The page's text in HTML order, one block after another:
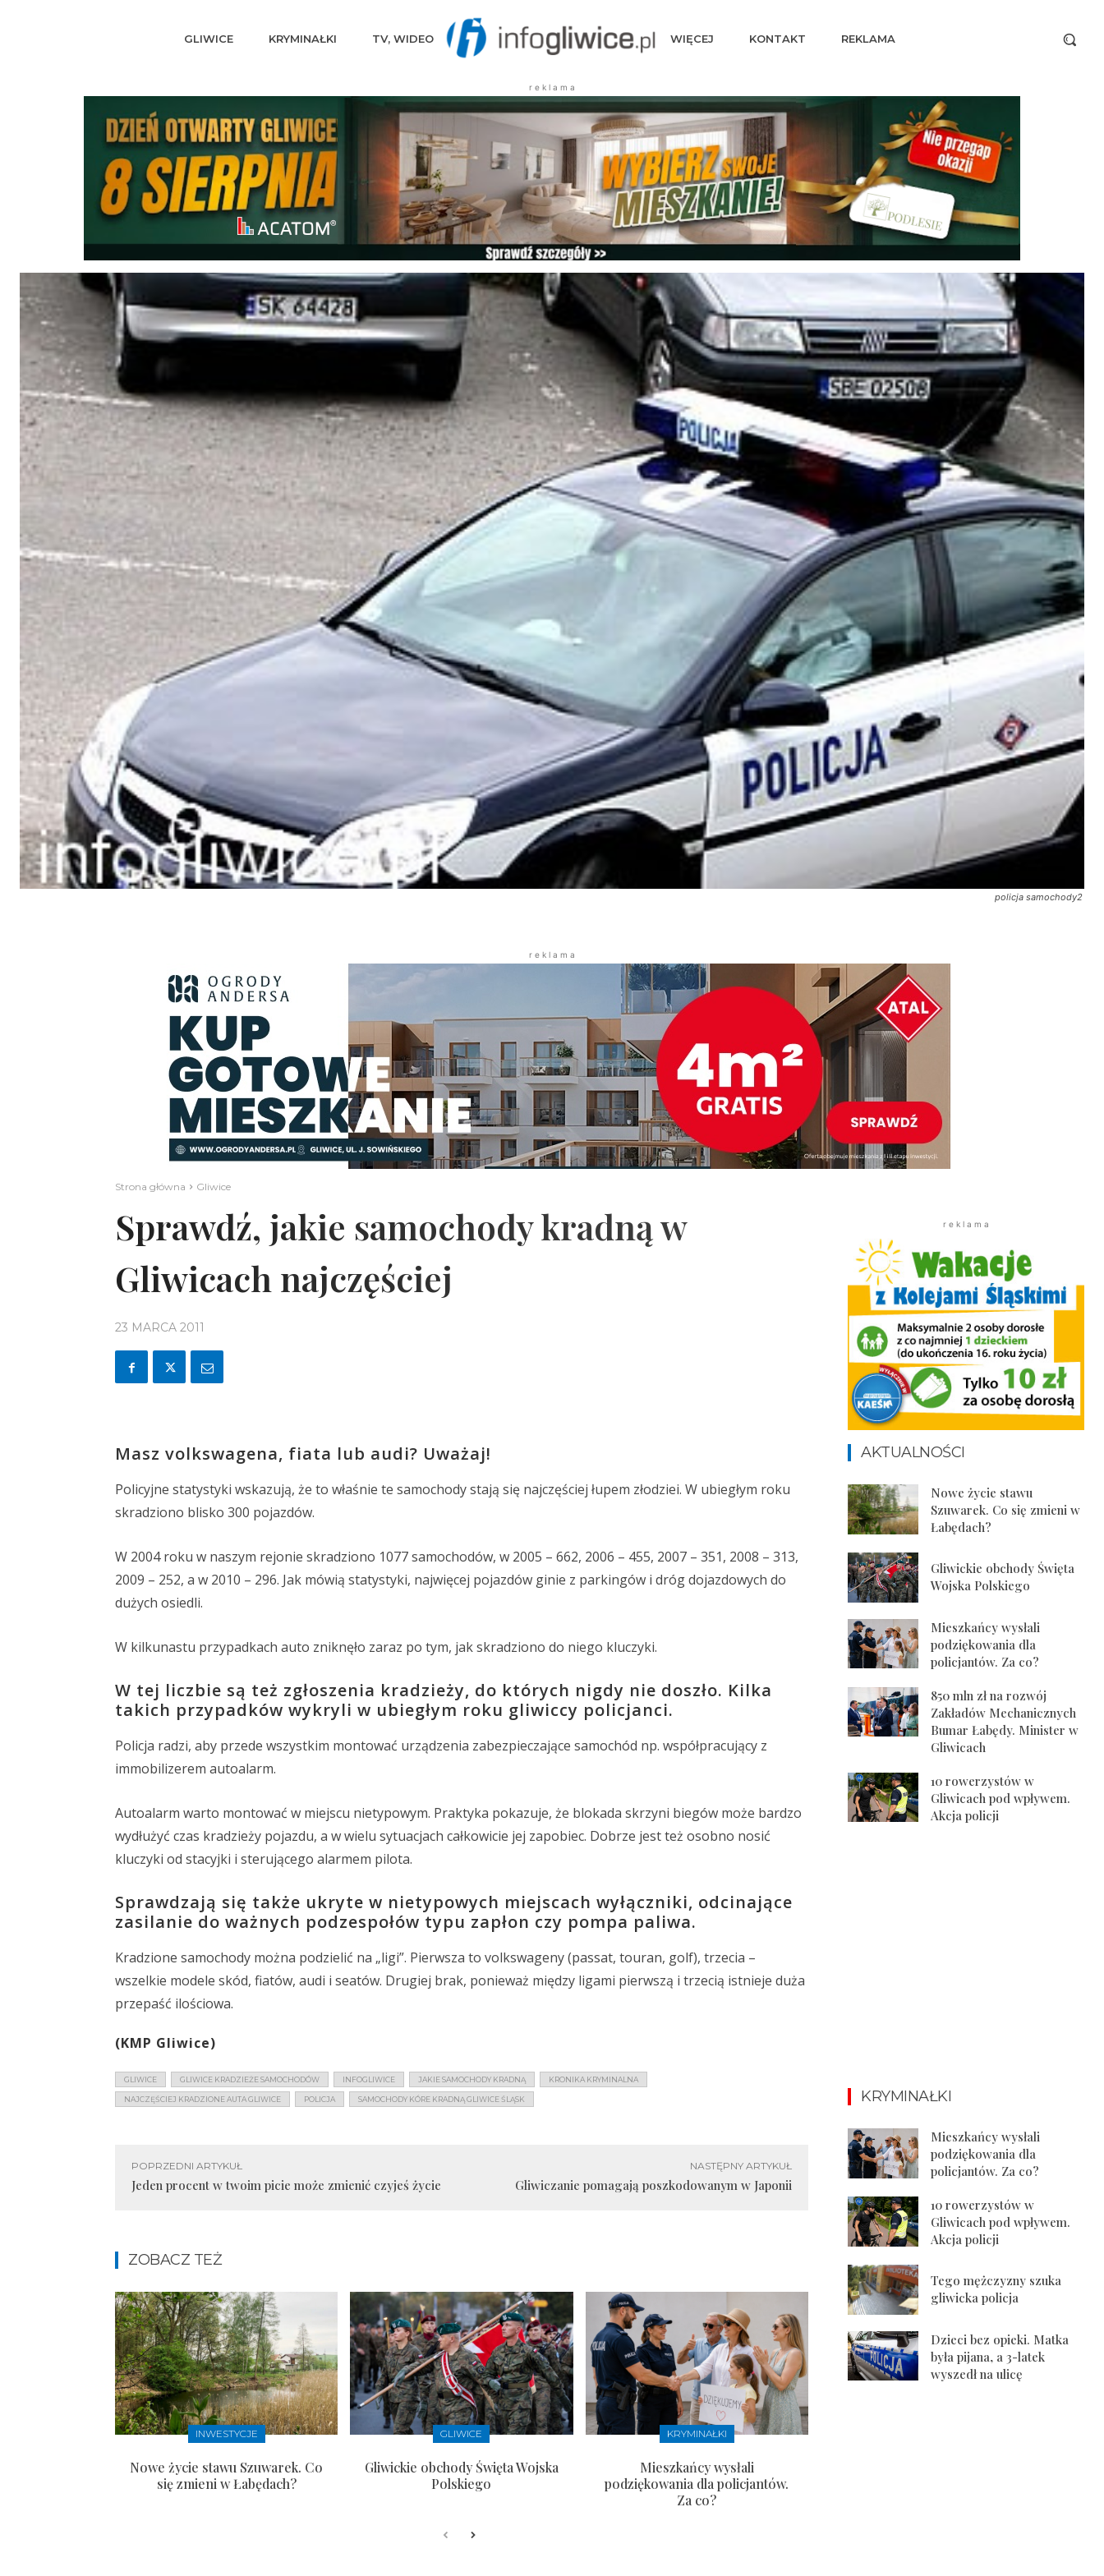
GLIWICE KRYMINAŁKI TV, WIDEO WIĘCEJ KONTAKT REKLAMA
r e k l a m a
policja samochody2
r e k l a m a
Strona główna Gliwice
Sprawdź, jakie samochody kradną w
Gliwicach najczęściej
23 MARCA 2011
Masz volkswagena, fiata lub audi? Uważaj!
Policyjne statystyki wskazują, że to właśnie te samochody stają się najczęściej łupem złodziei. W ubiegłym roku
skradziono blisko 300 pojazdów.
W 2004 roku w naszym rejonie skradziono 1077 samochodów, w 2005 – 662, 2006 – 455, 2007 – 351, 2008 – 313,
2009 – 252, a w 2010 – 296. Jak mówią statystyki, najwięcej pojazdów ginie z parkingów i dróg dojazdowych do
dużych osiedli.
W kilkunastu przypadkach auto zniknęło zaraz po tym, jak skradziono do niego kluczyki.
W tej liczbie są też zgłoszenia kradzieży, do których nigdy nie doszło. Kilka
takich przypadków wykryli w ubiegłym roku gliwiccy policjanci.
Policja radzi, aby przede wszystkim montować urządzenia zabezpieczające samochód np. współpracujący z
immobilizerem autoalarm.
Autoalarm warto montować w miejscu nietypowym. Praktyka pokazuje, że blokada skrzyni biegów może bardzo
wydłużyć czas kradzieży pojazdu, a w wielu sytuacjach całkowicie jej zapobiec. Dobrze jest też osobno nosić
kluczyki od stacyjki i sterującego alarmem pilota.
Sprawdzają się także ukryte w nietypowych miejscach wyłączniki, odcinające
zasilanie do ważnych podzespołów typu zapłon czy pompa paliwa.
Kradzione samochody można podzielić na „ligi”. Pierwsza to volkswageny (passat, touran, golf), trzecia –
wszelkie modele skód, fiatów, audi i seatów. Drugiej brak, ponieważ między ligami pierwszą i trzecią istnieje duża
przepaść ilościowa.
(KMP Gliwice)
GLIWICE GLIWICE KRADZIEŻE SAMOCHODÓW INFOGLIWICE JAKIE SAMOCHODY KRADNĄ KRONIKA KRYMINALNA
NAJCZĘŚCIEJ KRADZIONE AUTA GLIWICE POLICJA SAMOCHODY KÓRE KRADNĄ GLIWICE ŚLĄSK
POPRZEDNI ARTYKUŁ
Jeden procent w twoim picie może zmienić czyjeś życie
NASTĘPNY ARTYKUŁ
Gliwiczanie pomagają poszkodowanym w Japonii
ZOBACZ TEŻ
INWESTYCJE
Nowe życie stawu Szuwarek. Co
się zmieni w Łabędach?
GLIWICE
Gliwickie obchody Święta Wojska
Polskiego
KRYMINAŁKI
Mieszkańcy wysłali
podziękowania dla policjantów.
Za co?
r e k l a m a
AKTUALNOŚCI
Nowe życie stawu
Szuwarek. Co się zmieni w
Łabędach?
Gliwickie obchody Święta
Wojska Polskiego
Mieszkańcy wysłali
podziękowania dla
policjantów. Za co?
850 mln zł na rozwój
Zakładów Mechanicznych
Bumar Łabędy. Minister w
Gliwicach
10 rowerzystów w
Gliwicach pod wpływem.
Akcja policji
KRYMINAŁKI
Mieszkańcy wysłali
podziękowania dla
policjantów. Za co?
10 rowerzystów w
Gliwicach pod wpływem.
Akcja policji
Tego mężczyzny szuka
gliwicka policja
Dzieci bez opieki. Matka
była pijana, a 3-latek
wyszedł na ulicę